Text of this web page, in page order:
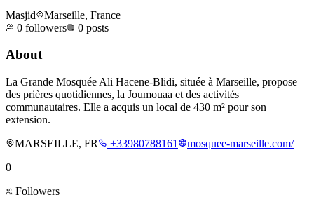
Masjid
Marseille, France
0 followers 0 posts
About
La Grande Mosquée Ali Hacene-Blidi, située à Marseille, propose
des prières quotidiennes, la Joumouaa et des activités
communautaires. Elle a acquis un local de 430 m² pour son
extension.
MARSEILLE, FR
+33980788161
mosquee-marseille.com/
0
Followers